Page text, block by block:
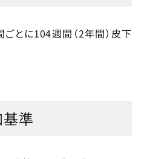
とに104週間（2年間）皮下
準